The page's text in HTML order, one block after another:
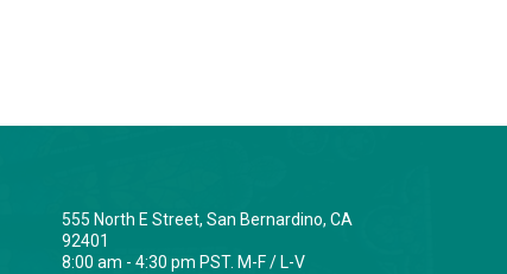
555 North E Street, San Bernardino, CA
92401
8:00 am - 4:30 pm PST. M-F / L-V